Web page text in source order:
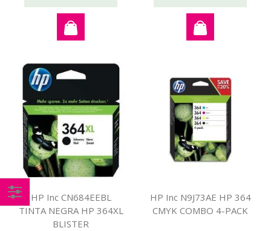
HP Inc CN684EEBL
TINTA NEGRA HP 364XL
BLISTER
HP Inc N9J73AE HP 364
CMYK COMBO 4-PACK
Comprar